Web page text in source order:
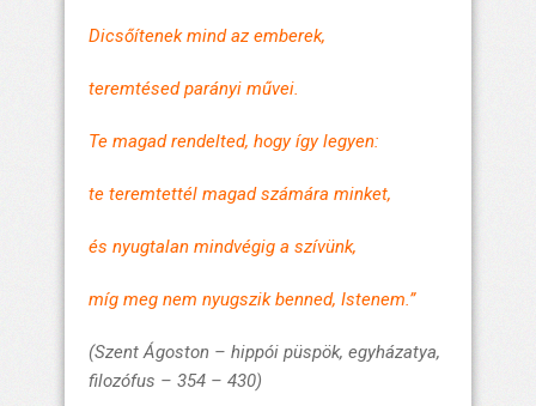
Dicsőítenek mind az emberek,
teremtésed parányi művei.
Te magad rendelted, hogy így legyen:
te teremtettél magad számára minket,
és nyugtalan mindvégig a szívünk,
míg meg nem nyugszik benned, Istenem.”
(Szent Ágoston – hippói püspök, egyházatya,
filozófus – 354 – 430)